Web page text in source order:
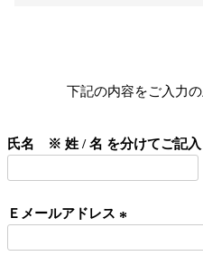
下記の内容をご入力
氏名 ※ 姓 / 名 を分けてご記入
Ｅメールアドレス